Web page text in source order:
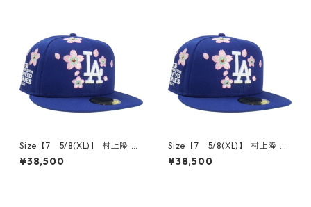
Size【7 5/8(XL)】 村上隆 ム
ラカミタカシ ×MLB World To
ur Tokyo Series 2025 New E
¥38,500
Size【7 5/8(XL)】 村上隆 ム
ラカミタカシ ×MLB World To
ur Tokyo Series 2025 New E
¥38,500